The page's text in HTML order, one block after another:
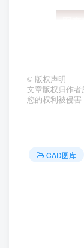
© 版权声明
文章版权归作
您的权利被侵害
CAD图库